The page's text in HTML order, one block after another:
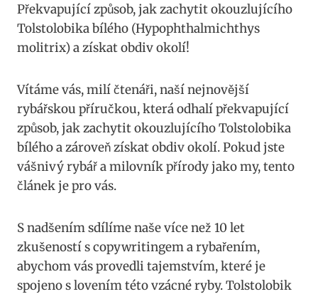
Překvapující způsob, ​jak zachytit okouzlujícího
Tolstolobika bílého (Hypophthalmichthys
molitrix)⁢ a⁤ získat obdiv okolí!
Vítáme vás, ⁢milí čtenáři, naší nejnovější
⁤rybářskou příručkou, která odhalí překvapující
způsob, jak zachytit okouzlujícího Tolstolobika
bílého a zároveň získat obdiv‍ okolí. ⁤Pokud jste
vášnivý rybář a ‍milovník přírody jako‍ my, tento
článek‍ je pro vás.
S nadšením sdílíme naše více než 10 let
‌zkušeností s copywritingem a rybařením,
abychom vás provedli ⁢tajemstvím, které ‌je
spojeno​ s ⁣lovením ⁣této vzácné ryby. Tolstolobik